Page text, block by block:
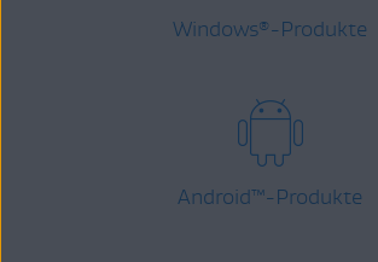
Windows® -Produkte
Android™-Produkte